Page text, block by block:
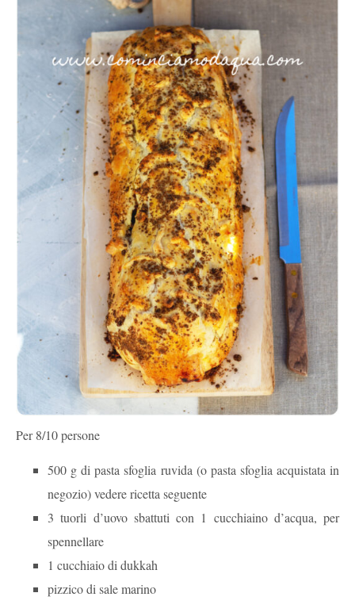
Per 8/10 persone
500 g di pasta sfoglia ruvida (o pasta sfoglia acquistata in
negozio) vedere ricetta seguente
3 tuorli d’uovo sbattuti con 1 cucchiaino d’acqua, per
spennellare
1 cucchiaio di dukkah
pizzico di sale marino